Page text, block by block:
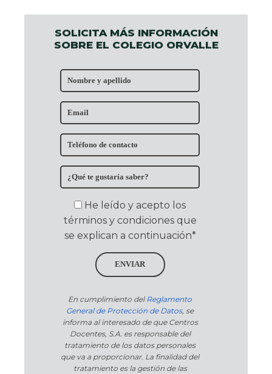
SOLICITA MÁS INFORMACIÓN
SOBRE EL COLEGIO ORVALLE
He leído y acepto los
términos y condiciones que
se explican a continuación*
ENVIAR
En cumplimiento delReglamento
General de Protección de Datos, se
informa al interesado de que Centros
Docentes, S.A. es responsable del
tratamiento de los datos personales
que va a proporcionar. La finalidad del
tratamiento es la gestión de las